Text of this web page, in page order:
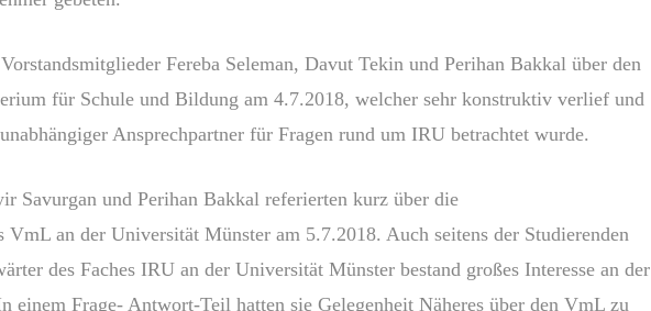
Fereba Seleman, Davut Tekin und Perihan Bakkal über den
für Schule und Bildung am 4.7.2018, welcher sehr konstruktiv verlief und
Ansprechpartner für Fragen rund um IRU betrachtet wurde.
Savurgan und Perihan Bakkal referierten kurz über die
VmL an der Universität Münster am 5.7.2018. Auch seitens der Studierenden
des Faches IRU an der Universität Münster bestand großes Interesse an der
einem Frage- Antwort-Teil hatten sie Gelegenheit Näheres über den VmL zu